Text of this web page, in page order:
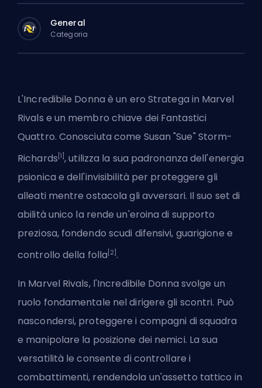
General
Categoria
L'Incredibile Donna è un ero Stratega in Marvel
Rivals e un membro chiave dei Fantastici
Quattro. Conosciuta come Susan "Sue" Storm-
Richards [1] , utilizza la sua padronanza dell'energia
psionica e dell'invisibilità per proteggere gli
alleati mentre ostacola gli avversari. Il suo set di
abilità unico la rende un'eroina di supporto
preziosa, fondendo scudi difensivi, guarigione e
controllo della folla [2] .
In Marvel Rivals, l'Incredibile Donna svolge un
ruolo fondamentale nel dirigere gli scontri. Può
nascondersi, proteggere i compagni di squadra
e manipolare la posizione dei nemici. La sua
versatilità le consente di controllare i
combattimenti, rendendola un'assetto tattico in